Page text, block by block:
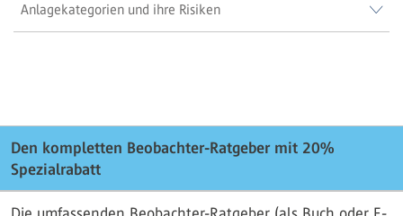
Anlagekategorien und ihre Risiken
Den kompletten Beobachter-Ratgeber mit 20%
Spezialrabatt